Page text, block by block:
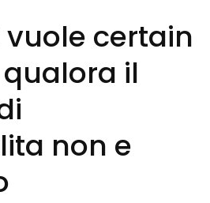
vuole certain
il
non e